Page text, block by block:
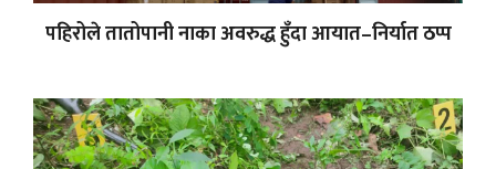
पहिरोले तातोपानी नाका अवरुद्ध हुँदा आयात–निर्यात ठप्प